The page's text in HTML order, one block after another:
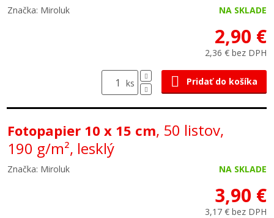
Značka: Miroluk NA SKLADE
2,90 €
2,36 € bez DPH
ks Pridať do košíka
Fotopapier 10 x 15 cm, 50 listov,
190 g/m², lesklý
Značka: Miroluk NA SKLADE
3,90 €
3,17 € bez DPH